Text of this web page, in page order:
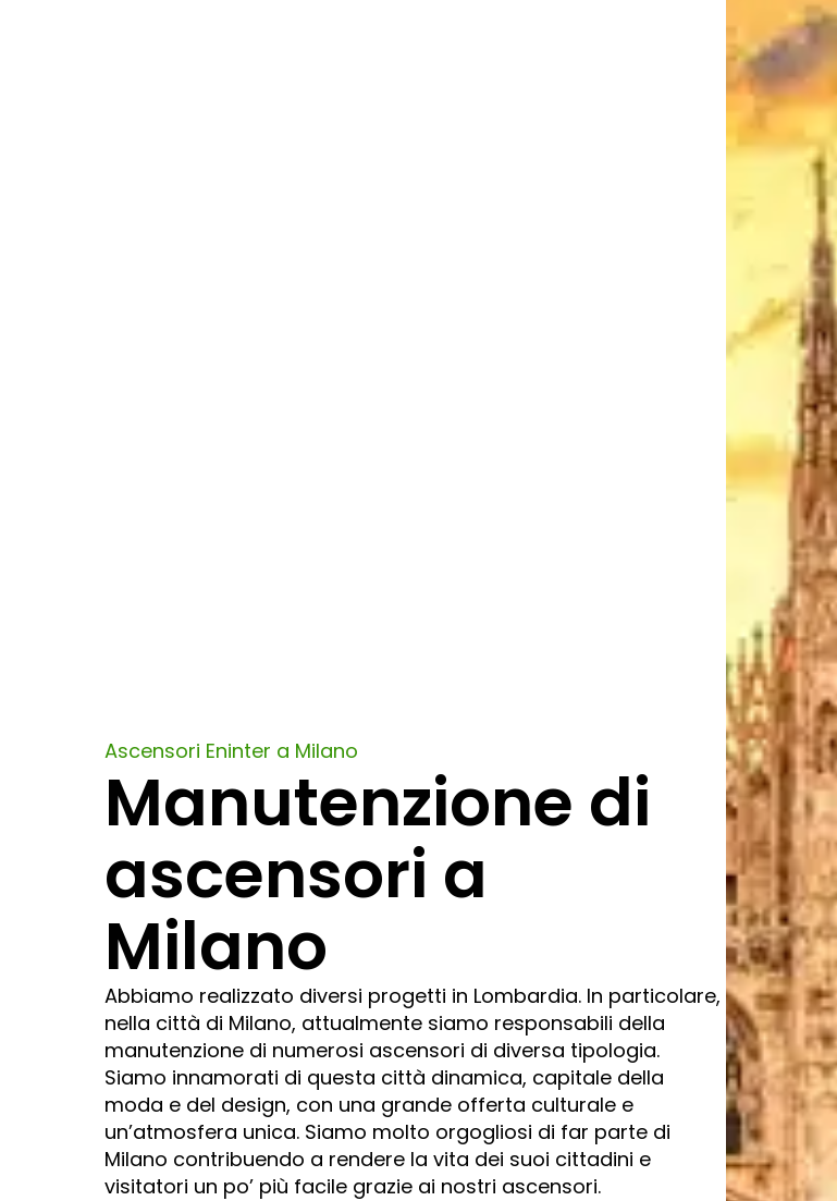
Ascensori Eninter a Milano
Manutenzione di
ascensori a
Milano
Abbiamo realizzato diversi progetti in Lombardia. In particolare,
nella città di Milano, attualmente siamo responsabili della
manutenzione di numerosi ascensori di diversa tipologia.
Siamo innamorati di questa città dinamica, capitale della
moda e del design, con una grande offerta culturale e
un’atmosfera unica. Siamo molto orgogliosi di far parte di
Milano contribuendo a rendere la vita dei suoi cittadini e
visitatori un po’ più facile grazie ai nostri ascensori.